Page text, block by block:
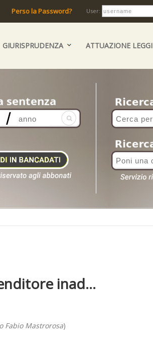
Perso la Password? User:
GIURISPRUDENZA ATTUAZIONE LEGGI
inad...
Fabio Mastrorosa)